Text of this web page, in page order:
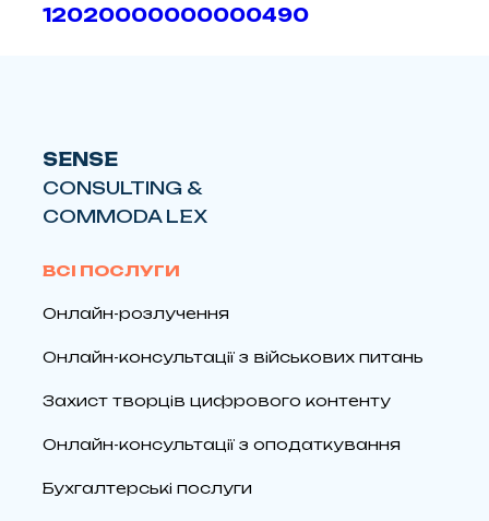
12020000000000490
SENSE
CONSULTING &
COMMODA LEX
ВСІ ПОСЛУГИ
Онлайн-розлучення
Онлайн-консультації з військових питань
Захист творців цифрового контенту
Онлайн-консультації з оподаткування
Бухгалтерські послуги